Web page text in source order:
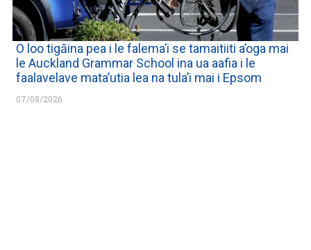
O loo tigāina pea i le falema’i se tamaitiiti a’oga mai
le Auckland Grammar School ina ua aafia i le
faalavelave mata’utia lea na tula’i mai i Epsom
07/08/2026